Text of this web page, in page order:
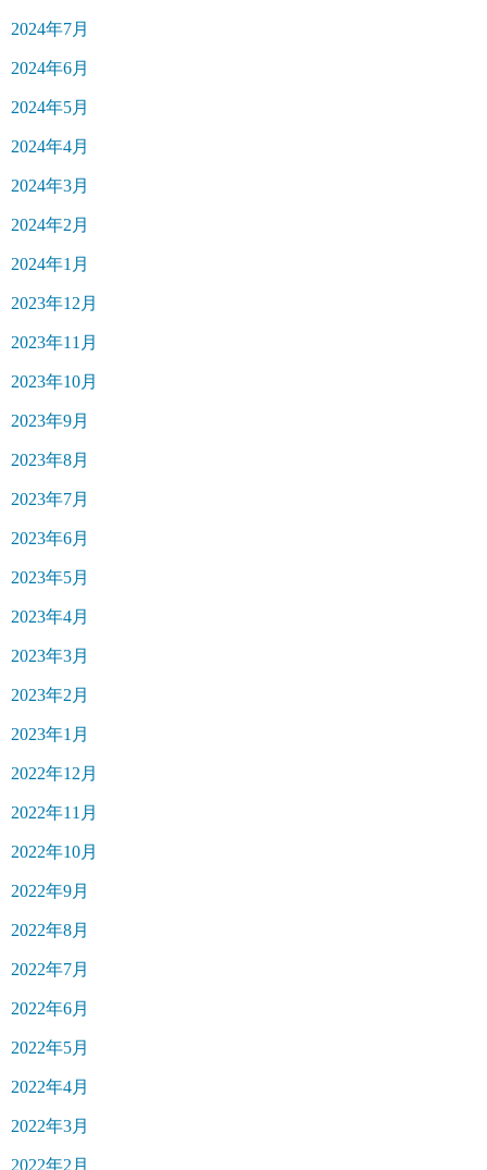
2024年7月
2024年6月
2024年5月
2024年4月
2024年3月
2024年2月
2024年1月
2023年12月
2023年11月
2023年10月
2023年9月
2023年8月
2023年7月
2023年6月
2023年5月
2023年4月
2023年3月
2023年2月
2023年1月
2022年12月
2022年11月
2022年10月
2022年9月
2022年8月
2022年7月
2022年6月
2022年5月
2022年4月
2022年3月
2022年2月